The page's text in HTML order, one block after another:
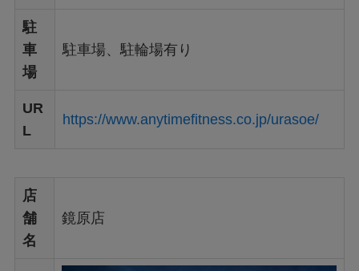
駐
車
場
駐車場、駐輪場有り
UR
L
https://www.anytimefitness.co.jp/urasoe/
店
舗
名
鏡原店